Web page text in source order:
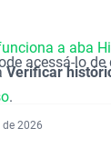
a aba
Verificar
.
acessá-lo
2026